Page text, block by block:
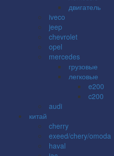
двигатель
iveco
jeep
chevrolet
opel
mercedes
грузовые
легковые
e200
c200
audi
китай
cherry
exeed/chery/omoda
haval